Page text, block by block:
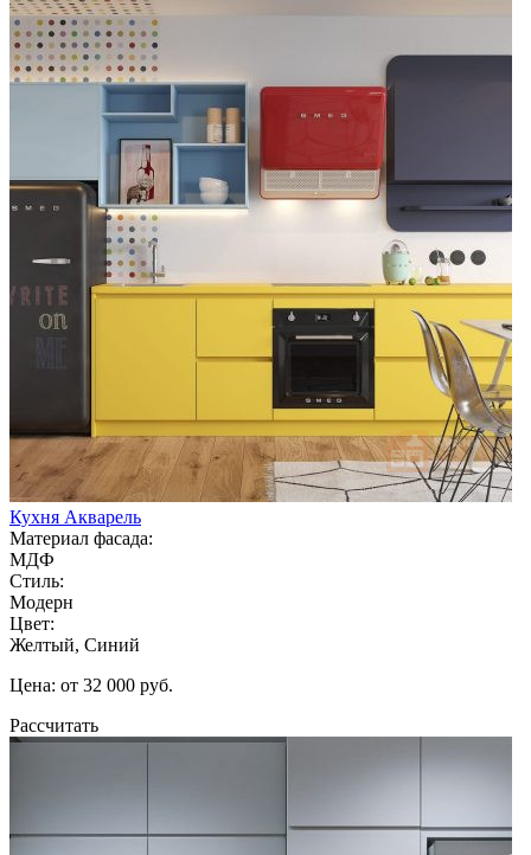
Кухня Акварель
Материал фасада:
МДФ
Стиль:
Модерн
Цвет:
Желтый, Синий
Цена: от 32 000 руб.
Рассчитать